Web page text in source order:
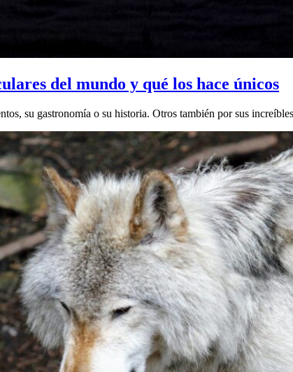
del mundo y qué los hace únicos
su gastronomía o su historia. Otros también por sus